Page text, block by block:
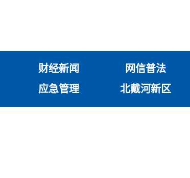
财经新闻 网信普法
应急管理 北戴河新区